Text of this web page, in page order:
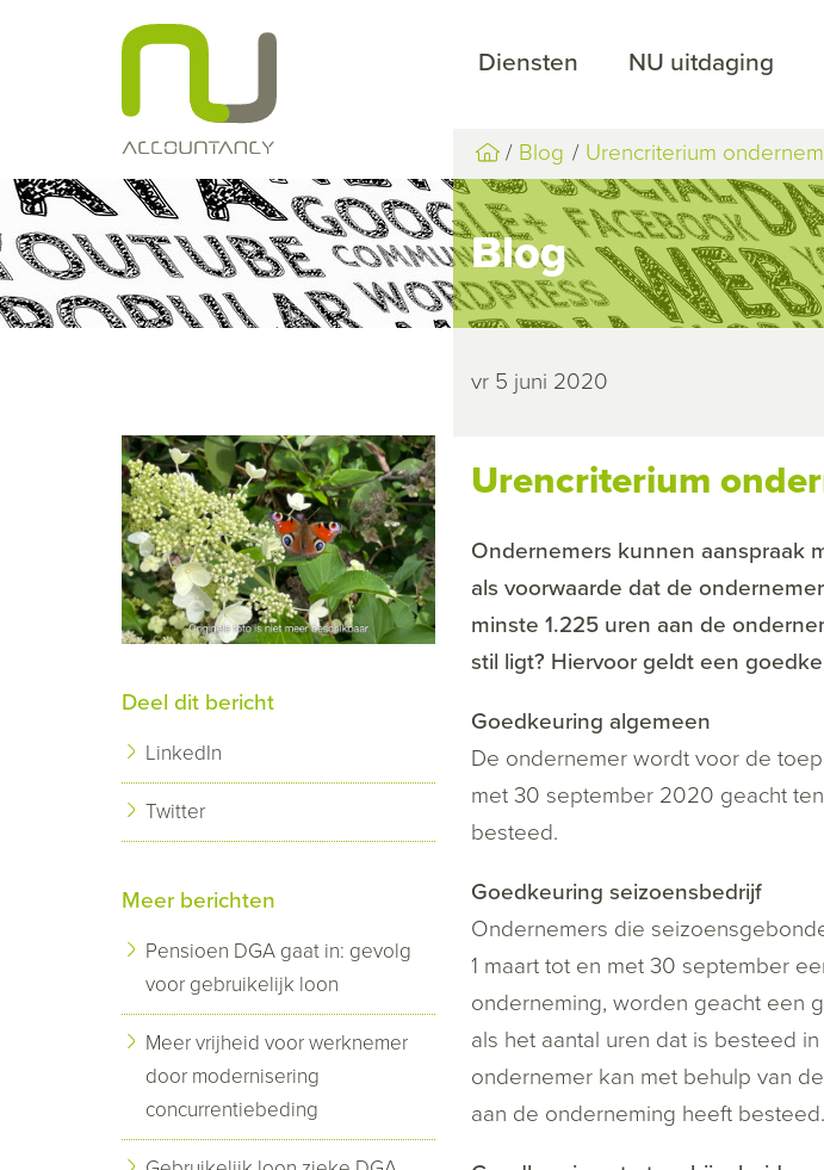
Diensten NU uitdaging
Blog Urencriterium
Blog
vr 5 juni 2020
Urencriterium
Ondernemers kunnen aanspraak
als voorwaarde dat de
minste 1.225 uren aan de
stil ligt? Hiervoor geldt een
Goedkeuring algemeen
De ondernemer wordt voor de
met 30 september 2020 geacht
besteed.
Goedkeuring seizoensbedrijf
Ondernemers die
1 maart tot en met 30 september
onderneming, worden geacht een
als het aantal uren dat is besteed
ondernemer kan met behulp van
aan de onderneming heeft besteed.
Deel dit bericht
LinkedIn
Twitter
Meer berichten
Pensioen DGA gaat in: gevolg
voor gebruikelijk loon
Meer vrijheid voor werknemer
door modernisering
concurrentiebeding